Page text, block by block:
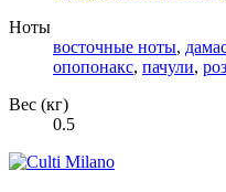
Ноты
восточные ноты,
опопонакс, пачули,
Вес (кг)
0.5